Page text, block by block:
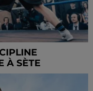
À SÈTE